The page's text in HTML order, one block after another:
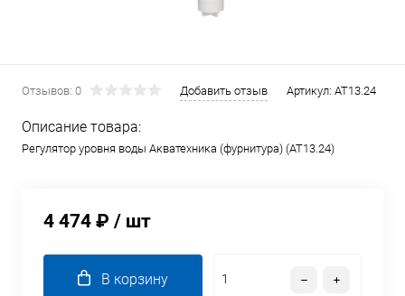
Отзывов: 0 Добавить отзыв Артикул: AT13.24
Описание товара:
Регулятор уровня воды Акватехника (фурнитура) (AT13.24)
4 474 ₽ / шт
В корзину